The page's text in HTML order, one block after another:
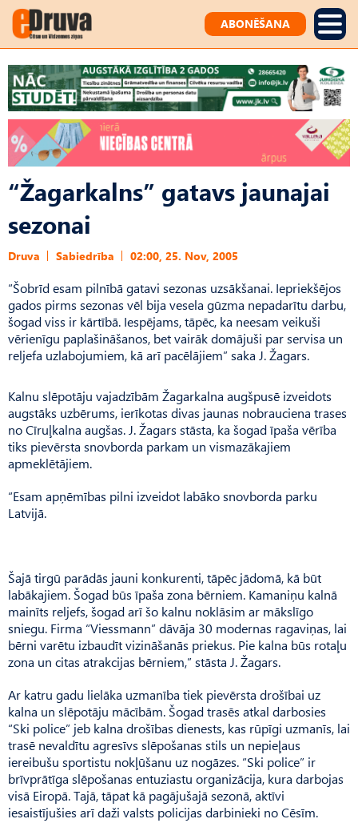
ABONĒŠANA
“Žagarkalns” gatavs jaunajai
sezonai
Druva Sabiedrība 02:00, 25. Nov, 2005
“Šobrīd esam pilnībā gatavi sezonas uzsākšanai. Iepriekšējos
gados pirms sezonas vēl bija vesela gūzma nepadarītu darbu,
šogad viss ir kārtībā. Iespējams, tāpēc, ka neesam veikuši
vērienīgu paplašināšanos, bet vairāk domājuši par servisa un
reljefa uzlabojumiem, kā arī pacēlājiem” saka J. Žagars.
Kalnu slēpotāju vajadzībām Žagarkalna augšpusē izveidots
augstāks uzbērums, ierīkotas divas jaunas nobrauciena trases
no Cīruļkalna augšas. J. Žagars stāsta, ka šogad īpaša vērība
tiks pievērsta snovborda parkam un vismazākajiem
apmeklētājiem.
“Esam apņēmības pilni izveidot labāko snovborda parku
Latvijā.
Šajā tirgū parādās jauni konkurenti, tāpēc jādomā, kā būt
labākajiem. Šogad būs īpaša zona bērniem. Kamaniņu kalnā
mainīts reljefs, šogad arī šo kalnu noklāsim ar mākslīgo
sniegu. Firma “Viessmann” dāvāja 30 modernas ragaviņas, lai
bērni varētu izbaudīt vizināšanās priekus. Pie kalna būs rotaļu
zona un citas atrakcijas bērniem,” stāsta J. Žagars.
Ar katru gadu lielāka uzmanība tiek pievērsta drošībai uz
kalna un slēpotāju mācībām. Šogad trasēs atkal darbosies
“Ski police” jeb kalna drošības dienests, kas rūpīgi uzmanīs, lai
trasē nevaldītu agresīvs slēpošanas stils un nepieļaus
iereibušu sportistu nokļūšanu uz nogāzes. “Ski police” ir
brīvprātīga slēpošanas entuziastu organizācija, kura darbojas
visā Eiropā. Tajā, tāpat kā pagājušajā sezonā, aktīvi
iesaistījušies arī daži valsts policijas darbinieki no Cēsīm.